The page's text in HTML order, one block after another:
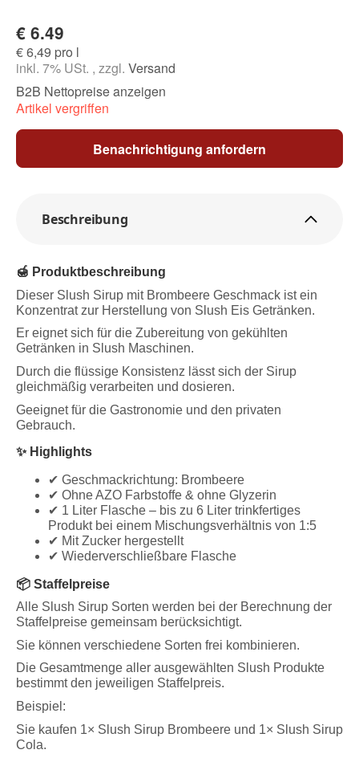
€ 6.49
€ 6,49 pro l
inkl. 7% USt. , zzgl. Versand
B2B Nettopreise anzeigen
Artikel vergriffen
Benachrichtigung anfordern
Beschreibung
🍯 Produktbeschreibung
Dieser Slush Sirup mit Brombeere Geschmack ist ein
Konzentrat zur Herstellung von Slush Eis Getränken.
Er eignet sich für die Zubereitung von gekühlten
Getränken in Slush Maschinen.
Durch die flüssige Konsistenz lässt sich der Sirup
gleichmäßig verarbeiten und dosieren.
Geeignet für die Gastronomie und den privaten
Gebrauch.
✨ Highlights
✔ Geschmackrichtung: Brombeere
✔ Ohne AZO Farbstoffe & ohne Glyzerin
✔ 1 Liter Flasche – bis zu 6 Liter trinkfertiges
Produkt bei einem Mischungsverhältnis von 1:5
✔ Mit Zucker hergestellt
✔ Wiederverschließbare Flasche
📦 Staffelpreise
Alle Slush Sirup Sorten werden bei der Berechnung der
Staffelpreise gemeinsam berücksichtigt.
Sie können verschiedene Sorten frei kombinieren.
Die Gesamtmenge aller ausgewählten Slush Produkte
bestimmt den jeweiligen Staffelpreis.
Beispiel:
Sie kaufen 1× Slush Sirup Brombeere und 1× Slush Sirup
Cola.